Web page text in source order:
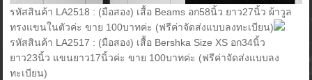
รหัสสินค้า LA2518 : (มือสอง) เสื้อ Beams อก58นิ้ว ยาว27นิ้ว ผ้าวูล
ทรงแขนในตัวค่ะ ขาย 100บาทค่ะ (ฟรีค่าจัดส่งแบบลงทะเบียน)
รหัสสินค้า LA2517 : (มือสอง) เสื้อ Bershka Size XS อก34นิ้ว
ยาว23นิ้ว แขนยาว17นิ้วค่ะ ขาย 100บาทค่ะ (ฟรีค่าจัดส่งแบบลง
ทะเบียน)